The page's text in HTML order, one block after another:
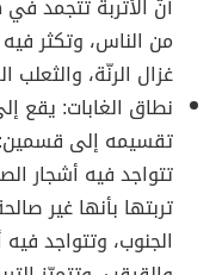
أنّ الأتربة تتجمد
من الناس، وتكثر
غزال الرنّة، والثعلب
نطاق الغابات: يقع
تقسيمه إلى
تتواجد فيه أشجار
تربتها بأنها غير
الجنوب، وتتواجد فيه